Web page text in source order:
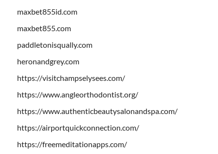
maxbet855id.com
maxbet855.com
paddletonisqually.com
heronandgrey.com
https://visitchampselysees.com/
https://www.angleorthodontist.org/
https://www.authenticbeautysalonandspa.com/
https://airportquickconnection.com/
https://freemeditationapps.com/